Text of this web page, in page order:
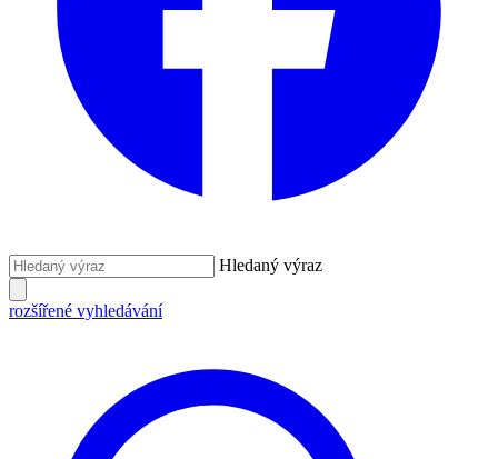
Hledaný výraz
rozšířené vyhledávání